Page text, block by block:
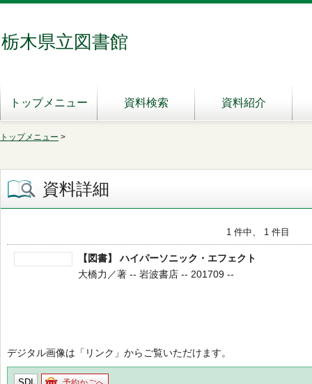
栃木県立図書館
トップメニュー 資料検索 資料紹介
トップメニュー >
資料詳細
1 件中、 1 件目
【図書】 ハイパーソニック・エフェクト
大橋力／著 -- 岩波書店 -- 201709 --
デジタル画像は「リンク」からご覧いただけます。